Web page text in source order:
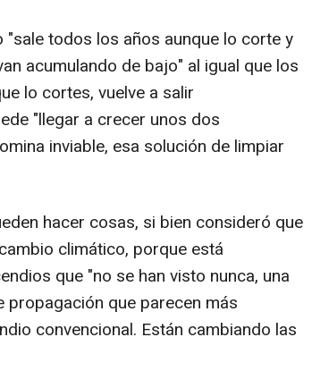
todos los años aunque lo corte y
acumulando de bajo" al igual que los
lo cortes, vuelve a salir
"llegar a crecer unos dos
inviable, esa solución de limpiar
hacer cosas, si bien consideró que
climático, porque está
que "no se han visto nunca, una
propagación que parecen más
convencional. Están cambiando las